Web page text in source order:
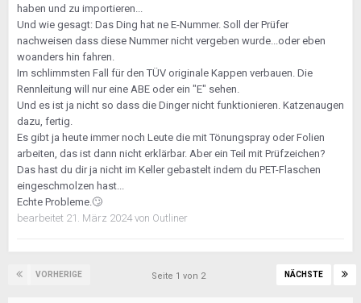
haben und zu importieren...
Und wie gesagt: Das Ding hat ne E-Nummer. Soll der Prüfer
nachweisen dass diese Nummer nicht vergeben wurde...oder eben
woanders hin fahren.
Im schlimmsten Fall für den TÜV originale Kappen verbauen. Die
Rennleitung will nur eine ABE oder ein "E" sehen.
Und es ist ja nicht so dass die Dinger nicht funktionieren. Katzenaugen
dazu, fertig.
Es gibt ja heute immer noch Leute die mit Tönungspray oder Folien
arbeiten, das ist dann nicht erklärbar. Aber ein Teil mit Prüfzeichen?
Das hast du dir ja nicht im Keller gebastelt indem du PET-Flaschen
eingeschmolzen hast...
Echte Probleme.🙄
bearbeitet 21. März 2024 von Outliner
VORHERIGE NÄCHSTE
Seite 1 von 2